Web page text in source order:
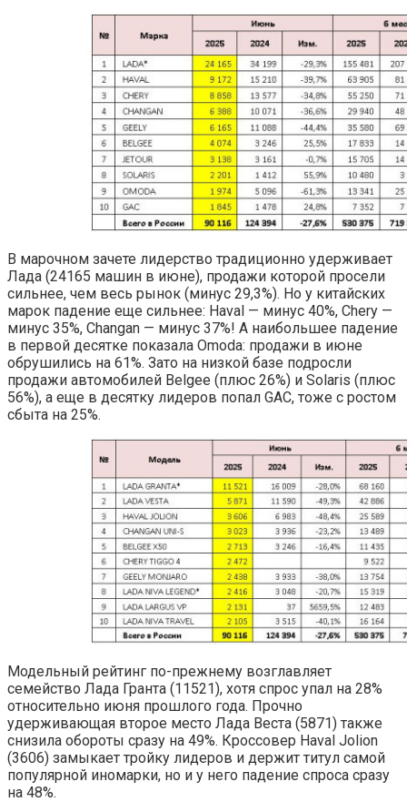
В марочном зачете лидерство традиционно удерживает
Лада (24165 машин в июне), продажи которой просели
сильнее, чем весь рынок (минус 29,3%). Но у китайских
марок падение еще сильнее: Haval — минус 40%, Chery —
минус 35%, Changan — минус 37%! А наибольшее падение
в первой десятке показала Omoda: продажи в июне
обрушились на 61%. Зато на низкой базе подросли
продажи автомобилей Belgee (плюс 26%) и Solaris (плюс
56%), а еще в десятку лидеров попал GAC, тоже с ростом
сбыта на 25%.
Модельный рейтинг по-прежнему возглавляет
семейство Лада Гранта (11521), хотя спрос упал на 28%
относительно июня прошлого года. Прочно
удерживающая второе место Лада Веста (5871) также
снизила обороты сразу на 49%. Кроссовер Haval Jolion
(3606) замыкает тройку лидеров и держит титул самой
популярной иномарки, но и у него падение спроса сразу
на 48%.